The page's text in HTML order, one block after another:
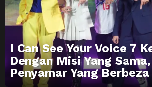
I Can See Your Voice 7
Dengan Misi Yang Sama,
Penyamar Yang Berbeza